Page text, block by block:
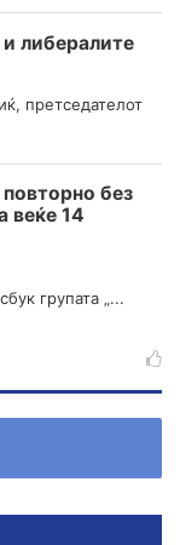
либералите
претседателот
без
веќе 14
групата „...